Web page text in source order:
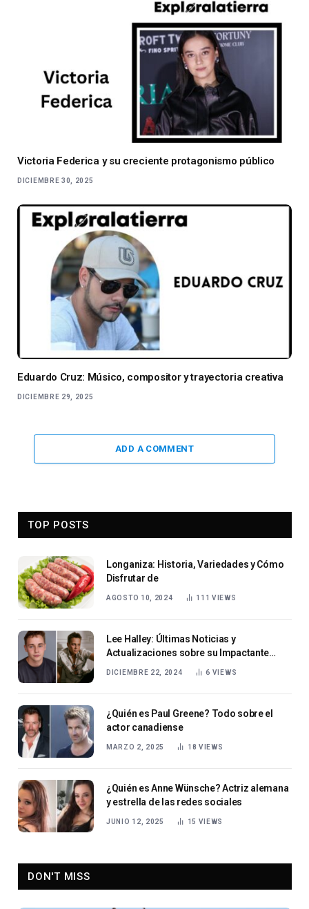
Victoria Federica y su creciente protagonismo público
DICIEMBRE 30, 2025
Eduardo Cruz: Músico, compositor y trayectoria creativa
DICIEMBRE 29, 2025
ADD A COMMENT
TOP POSTS
Longaniza: Historia, Variedades y Cómo
Disfrutar de
AGOSTO 10, 2024 111VIEWS
Lee Halley: Últimas Noticias y
Actualizaciones sobre su Impactante
DICIEMBRE 22, 2024 6 VIEWS
¿Quién es Paul Greene? Todo sobre el
actor canadiense
MARZO 2, 2025 18 VIEWS
¿Quién es Anne Wünsche? Actriz alemana
y estrella de las redes sociales
JUNIO 12, 2025 15 VIEWS
DON'T MISS